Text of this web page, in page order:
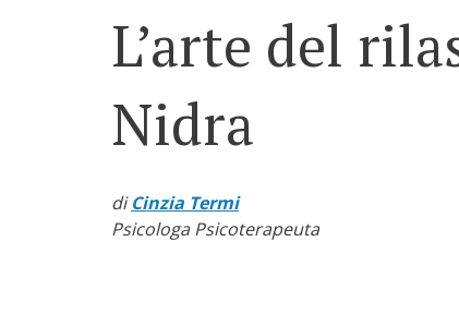
L’arte del
Nidra
diCinzia Termi
Psicologa Psicoterapeuta